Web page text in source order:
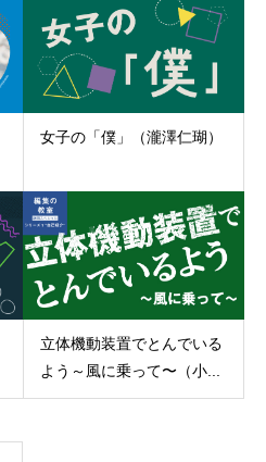
女子の「僕」（瀧澤仁瑚）
立体機動装置でとんでいる
よう～風に乗って〜（小...